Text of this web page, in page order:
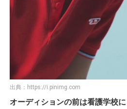
出典： https://i.pinimg.com
オーディションの前は看護学校